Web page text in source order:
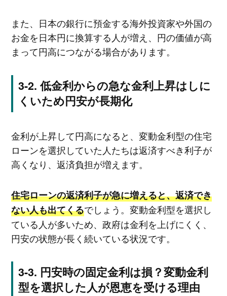
また、日本の銀行に預金する海外投資家や外国の
お金を日本円に換算する人が増え、円の価値が高
まって円高につながる場合があります。
低金利からの急な金利上昇はしに
くいため円安が長期化
金利が上昇して円高になると、変動金利型の住宅
ローンを選択していた人たちは返済すべき利子が
高くなり、返済負担が増えます。
住宅ローンの返済利子が急に増えると、返済でき
ない人も出てくるでしょう。変動金利型を選択し
ている人が多いため、政府は金利を上げにくく、
円安の状態が長く続いている状況です。
円安時の固定金利は損？変動金利
型を選択した人が恩恵を受ける理由